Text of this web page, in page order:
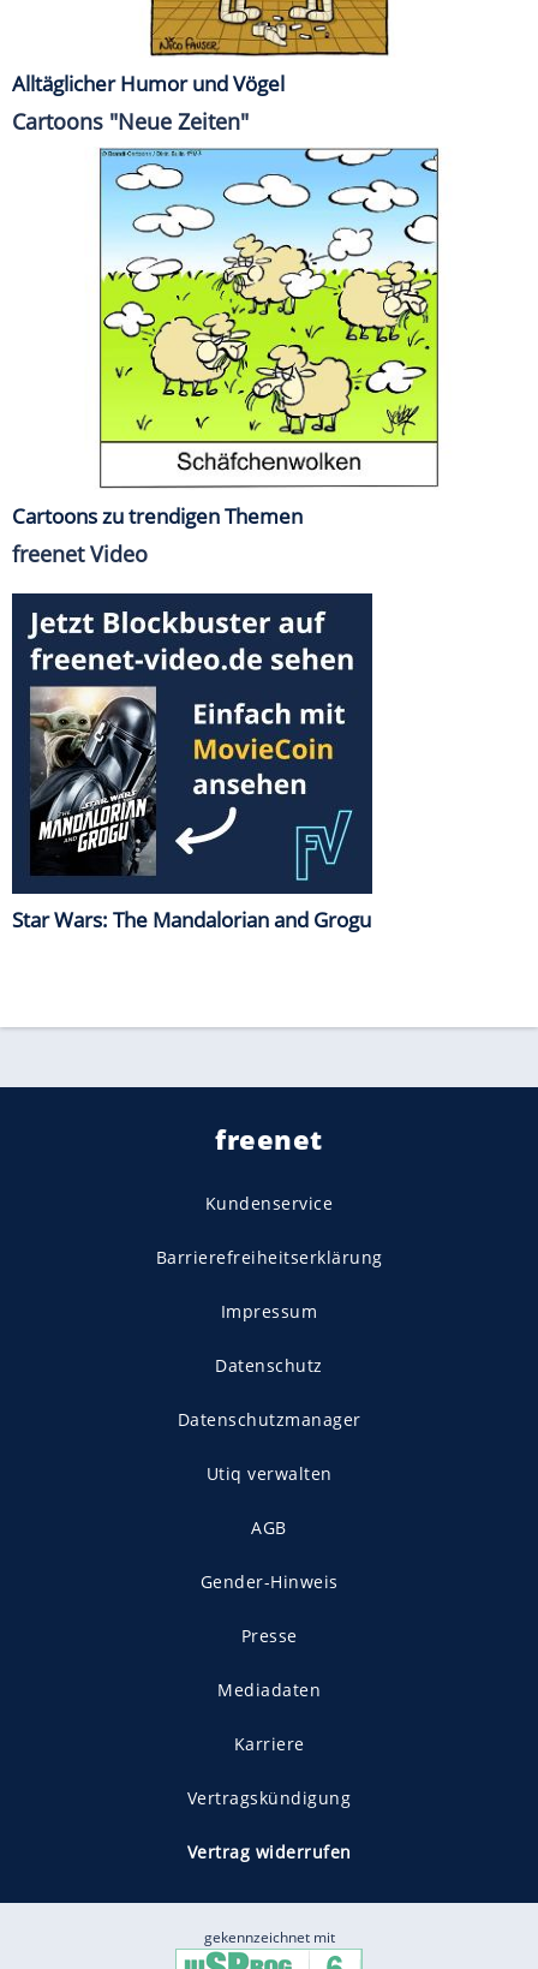
Alltäglicher Humor und Vögel
Cartoons "Neue Zeiten"
Cartoons zu trendigen Themen
freenet Video
Star Wars: The Mandalorian and Grogu
freenet
Kundenservice
Barrierefreiheitserklärung
Impressum
Datenschutz
Datenschutzmanager
Utiq verwalten
AGB
Gender-Hinweis
Presse
Mediadaten
Karriere
Vertragskündigung
Vertrag widerrufen
gekennzeichnet mit